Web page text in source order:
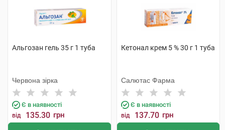
Альгозан гель 35 г 1 туба
Червона зірка
Є в наявності
від 135.30 грн
Кетонал крем 5 % 30 г 1 туба
Салютас Фарма
Є в наявності
від 137.70 грн